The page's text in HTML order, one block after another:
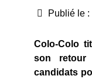
Publié le
Colo-Colo
son
candidats